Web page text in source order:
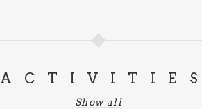
ACTIVITIES
Show all